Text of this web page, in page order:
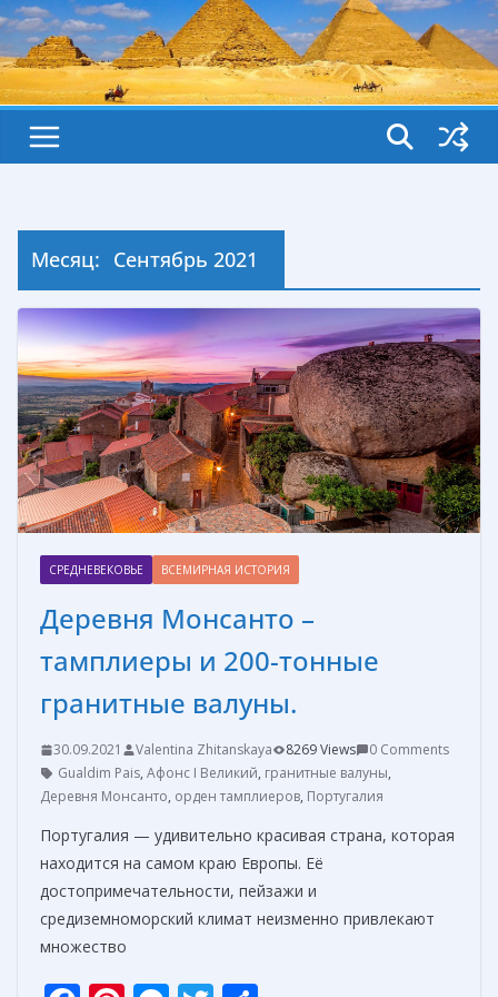
Месяц: Сентябрь 2021
СРЕДНЕВЕКОВЬЕ ВСЕМИРНАЯ ИСТОРИЯ
Деревня Монсанто –
тамплиеры и 200-тонные
гранитные валуны.
30.09.2021 Valentina Zhitanskaya 8269 Views
0 Comments
Gualdim Pais, Афонс I Великий, гранитные валуны,
Деревня Монсанто, орден тамплиеров, Португалия
Португалия — удивительно красивая страна, которая
находится на самом краю Европы. Её
достопримечательности, пейзажи и
средиземноморский климат неизменно привлекают
множество